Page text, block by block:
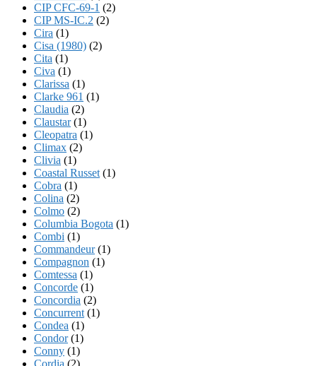
CIP CFC-69-1 (2)
CIP MS-IC.2 (2)
Cira (1)
Cisa (1980) (2)
Cita (1)
Civa (1)
Clarissa (1)
Clarke 961 (1)
Claudia (2)
Claustar(1)
Cleopatra (1)
Climax (2)
Clivia (1)
Coastal Russet (1)
Cobra (1)
Colina (2)
Colmo (2)
Columbia Bogota (1)
Combi (1)
Commandeur(1)
Compagnon (1)
Comtessa (1)
Concorde (1)
Concordia (2)
Concurrent (1)
Condea (1)
Condor(1)
Conny (1)
Cordia (2)